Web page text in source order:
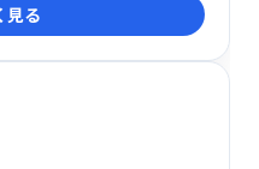
ャルメディア運用を実
を提供中です。 ぜひ
シャルメディア戦略を強
見る